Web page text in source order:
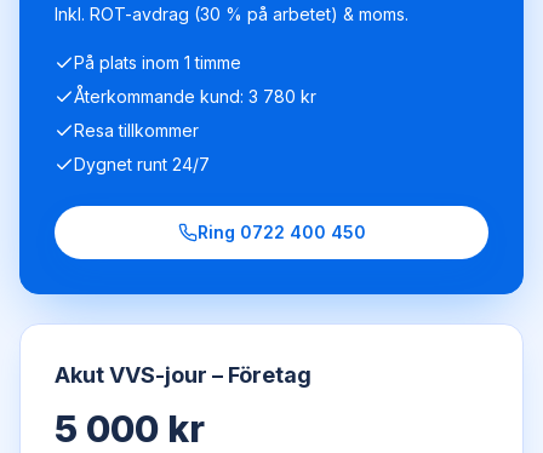
Inkl. ROT-avdrag (30 % på arbetet) & moms.
På plats inom 1 timme
Återkommande kund: 3 780 kr
Resa tillkommer
Dygnet runt 24/7
Ring 0722 400 450
Akut VVS-jour – Företag
5 000 kr